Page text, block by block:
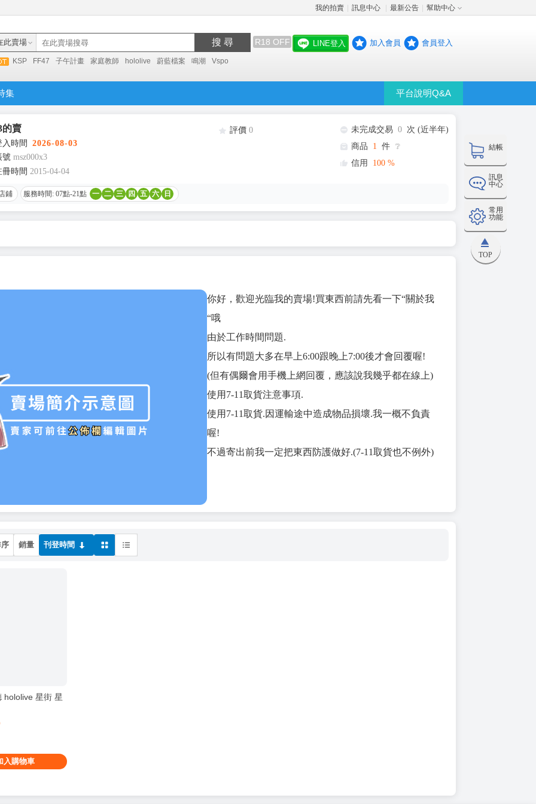
我的拍賣 訊息中心 最新公告 幫助中心
此賣場 搜 尋 R18 OFF
KSP FF47 子午計畫 家庭教師 hololive 蔚藍檔案 鳴潮 Vspo
LINE登入 加入會員 會員登入
集 平台說明Q&A
結帳
訊息
中心
常用
功能
TOP
的賣
時間
2026-08-03
號 msz000x3
時間 2015-04-04
評價 0 未完成交易 0 次 (近半年)
商品
1 件 ❔
信用
100 %
鋪 服務時間: 07點-21點 一 二 三 四 五 六 日
你好，歡迎光臨我的賣場!買東西前請先看一下“關於我
“哦
由於工作時間問題.
所以有問題大多在早上6:00跟晚上7:00後才會回覆喔!
(但有偶爾會用手機上網回覆，應該說我幾乎都在線上)
使用7-11取貨注意事項.
使用7-11取貨.因運輸途中造成物品損壞.我一概不負責
喔!
不過寄出前我一定把東西防護做好.(7-11取貨也不例外)
銷量 刊登時間
hololive 星街 星
入購物車